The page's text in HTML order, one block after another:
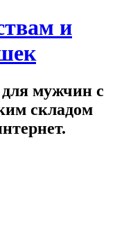
и
для мужчин с
складом